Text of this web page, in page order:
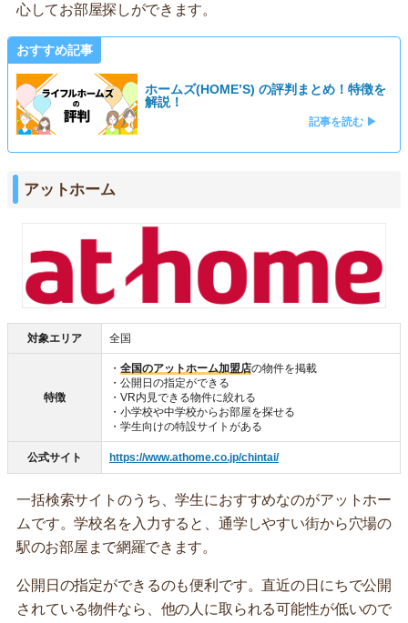
心してお部屋探しができます。
おすすめ記事
ホームズ(HOME’S) の評判まとめ！特徴を
解説！
記事を読む ▶
アットホーム
対象エリア 全国
特徴
・ 全国のアットホーム加盟店の物件を掲載
・公開日の指定ができる
・VR内見できる物件に絞れる
・小学校や中学校からお部屋を探せる
・学生向けの特設サイトがある
公式サイト https://www.athome.co.jp/chintai/
一括検索サイトのうち、学生におすすめなのがアットホー
ムです。学校名を入力すると、通学しやすい街から穴場の
駅のお部屋まで網羅できます。
公開日の指定ができるのも便利です。直近の日にちで公開
されている物件なら、他の人に取られる可能性が低いので